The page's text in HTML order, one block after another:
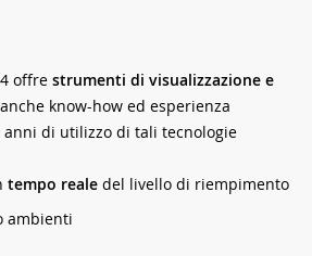
offre strumenti di visualizzazione e
know-how ed esperienza
di utilizzo di tali tecnologie
tempo reale del livello di riempimento
ambienti